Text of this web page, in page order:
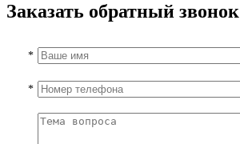
Заказать обратный звонок
*
*